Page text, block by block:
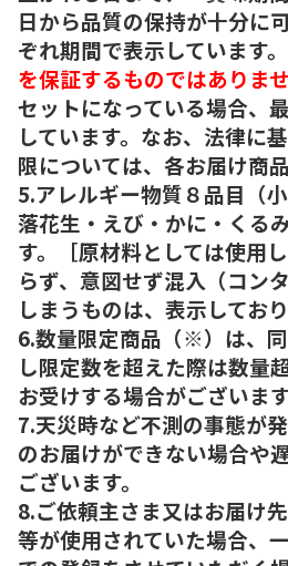
日から品質の保持が十分に
ぞれ期間で表示しています。
を保証するものではありませ
セットになっている場合、
しています。なお、法律に
限については、各お届け商
5.アレルギー物質８品目（
落花生・えび・かに・くる
す。［原材料としては使用
らず、意図せず混入（コン
しまうものは、表示してお
6.数量限定商品（※）は、
し限定数を超えた際は数量
お受けする場合がございます
7.天災時など不測の事態が
のお届けができない場合や
ございます。
8.ご依頼主さま又はお届け
等が使用されていた場合、